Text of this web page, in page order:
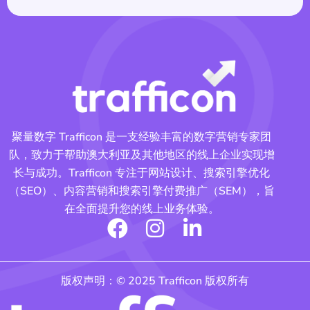
聚量数字 Trafficon 是一支经验丰富的数字营销专家团
队，致力于帮助澳大利亚及其他地区的线上企业实现增
长与成功。Trafficon 专注于网站设计、搜索引擎优化
（SEO）、内容营销和搜索引擎付费推广（SEM），旨
在全面提升您的线上业务体验。
F
c
e
I
s
t
L
n
k
版权声明：© 2025 Trafficon 版权所有